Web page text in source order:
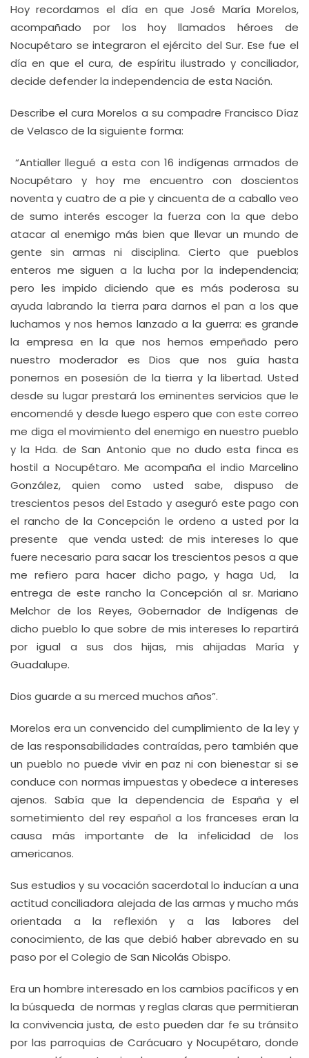
Hoy recordamos el día en que José María Morelos,
acompañado por los hoy llamados héroes de
Nocupétaro se integraron el ejército del Sur. Ese fue el
día en que el cura, de espíritu ilustrado y conciliador,
decide defender la independencia de esta Nación.
Describe el cura Morelos a su compadre Francisco Díaz
de Velasco de la siguiente forma:
“Antialler llegué a esta con 16 indígenas armados de
Nocupétaro y hoy me encuentro con doscientos
noventa y cuatro de a pie y cincuenta de a caballo veo
de sumo interés escoger la fuerza con la que debo
atacar al enemigo más bien que llevar un mundo de
gente sin armas ni disciplina. Cierto que pueblos
enteros me siguen a la lucha por la independencia;
pero les impido diciendo que es más poderosa su
ayuda labrando la tierra para darnos el pan a los que
luchamos y nos hemos lanzado a la guerra: es grande
la empresa en la que nos hemos empeñado pero
nuestro moderador es Dios que nos guía hasta
ponernos en posesión de la tierra y la libertad. Usted
desde su lugar prestará los eminentes servicios que le
encomendé y desde luego espero que con este correo
me diga el movimiento del enemigo en nuestro pueblo
y la Hda. de San Antonio que no dudo esta finca es
hostil a Nocupétaro. Me acompaña el indio Marcelino
González, quien como usted sabe, dispuso de
trescientos pesos del Estado y aseguró este pago con
el rancho de la Concepción le ordeno a usted por la
presente que venda usted: de mis intereses lo que
fuere necesario para sacar los trescientos pesos a que
me refiero para hacer dicho pago, y haga Ud, la
entrega de este rancho la Concepción al sr. Mariano
Melchor de los Reyes, Gobernador de Indígenas de
dicho pueblo lo que sobre de mis intereses lo repartirá
por igual a sus dos hijas, mis ahijadas María y
Guadalupe.
Dios guarde a su merced muchos años”.
Morelos era un convencido del cumplimiento de la ley y
de las responsabilidades contraídas, pero también que
un pueblo no puede vivir en paz ni con bienestar si se
conduce con normas impuestas y obedece a intereses
ajenos. Sabía que la dependencia de España y el
sometimiento del rey español a los franceses eran la
causa más importante de la infelicidad de los
americanos.
Sus estudios y su vocación sacerdotal lo inducían a una
actitud conciliadora alejada de las armas y mucho más
orientada a la reflexión y a las labores del
conocimiento, de las que debió haber abrevado en su
paso por el Colegio de San Nicolás Obispo.
Era un hombre interesado en los cambios pacíficos y en
la búsqueda de normas y reglas claras que permitieran
la convivencia justa, de esto pueden dar fe su tránsito
por las parroquias de Carácuaro y Nocupétaro, donde